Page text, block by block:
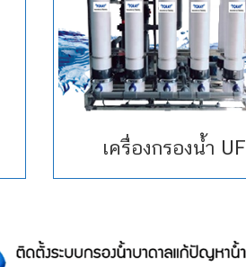
เครื่องกรองน้ำ UF